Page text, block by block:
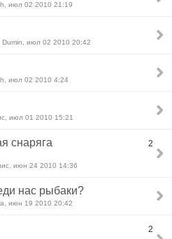
июл 02 2010 21:19
Dumin, июл 02 2010 20:42
июл 02 2010 4:24
июл 01 2010 15:21
снаряга
2
июн 24 2010 14:36
нас рыбаки?
июн 19 2010 20:42
2